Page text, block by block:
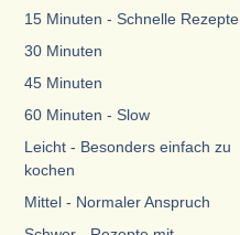
15 Minuten - Schnelle Rezepte
30 Minuten
45 Minuten
60 Minuten - Slow
Leicht - Besonders einfach zu
kochen
Mittel - Normaler Anspruch